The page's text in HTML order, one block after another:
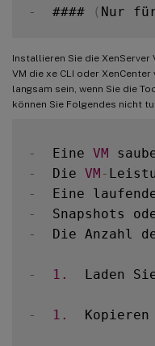
-
  ####
( Nur
Installieren Sie die XenServer
VM die xe CLI oder
langsam sein, wenn Sie die
können Sie Folgendes nicht
-
  Eine
VM
-
  Die
VM -
-
Eine
-
Snapshots
-
Die Anzahl
- 1.
Laden
- 1.
Kopieren